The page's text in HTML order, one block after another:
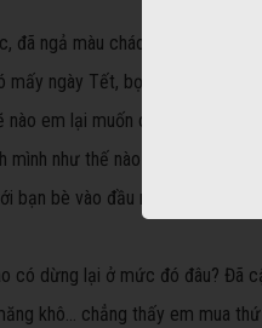
ngả màu cháo lòng, đôi mắt
ngày Tết, bọn trẻ cũng như
nào em lại muốn con mình như
mình như thế nào đây? Mà lũ
bạn bè vào đầu năm mới thôi mà!
có dừng lại ở mức đó đâu? Đã
khô… chẳng thấy em mua